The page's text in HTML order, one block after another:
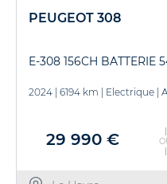
PEUGEOT 308
E-308 156CH BATTERIE
2024 6194 km Electrique
29 990 €